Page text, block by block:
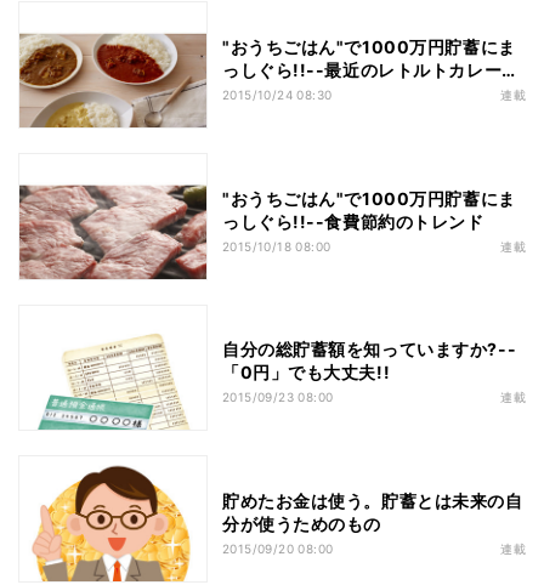
"おうちごはん"で1000万円貯蓄にま
っしぐら!!--最近のレトルトカレーは
スゴイ!
2015/10/24 08:30 連載
"おうちごはん"で1000万円貯蓄にま
っしぐら!!--食費節約のトレンド
2015/10/18 08:00 連載
自分の総貯蓄額を知っていますか?--
「0円」でも大丈夫!!
2015/09/23 08:00 連載
貯めたお金は使う。貯蓄とは未来の自
分が使うためのもの
2015/09/20 08:00 連載